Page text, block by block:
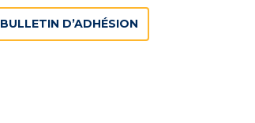
BULLETIN D’ADHÉSION